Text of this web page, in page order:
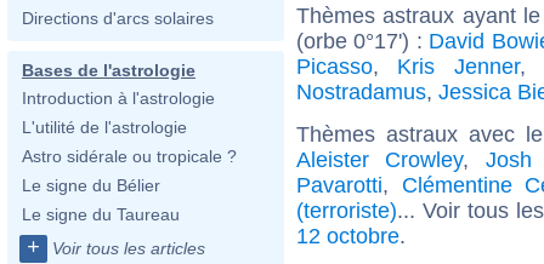
Directions d'arcs solaires
Bases de l'astrologie
Introduction à l'astrologie
L'utilité de l'astrologie
Astro sidérale ou tropicale ?
Le signe du Bélier
Le signe du Taureau
+ Voir tous les articles
Thèmes astraux ayant
(orbe 0°17') : David
Picasso, Kris Jenner,
Nostradamus, Jessica
Thèmes astraux avec
Aleister Crowley, Josh
Pavarotti, Clémentine
(terroriste)... Voir tous
12 octobre.